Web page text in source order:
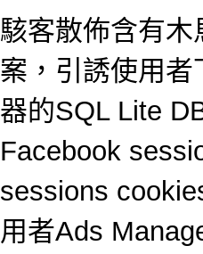
駭客散佈含有
案，引誘使用
器的SQL Lite
Facebook
sessions
用者Ads